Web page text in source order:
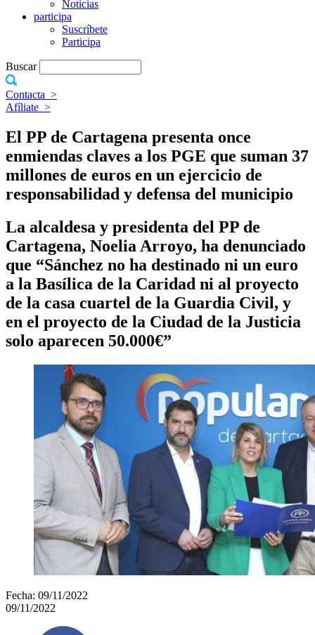
Noticias
participa
Suscríbete
Participa
Buscar
Contacta >
Afíliate >
El PP de Cartagena presenta once
enmiendas claves a los PGE que suman 37
millones de euros en un ejercicio de
responsabilidad y defensa del municipio
La alcaldesa y presidenta del PP de
Cartagena, Noelia Arroyo, ha denunciado
que “Sánchez no ha destinado ni un euro
a la Basílica de la Caridad ni al proyecto
de la casa cuartel de la Guardia Civil, y
en el proyecto de la Ciudad de la Justicia
solo aparecen 50.000€”
Fecha: 09/11/2022
09/11/2022